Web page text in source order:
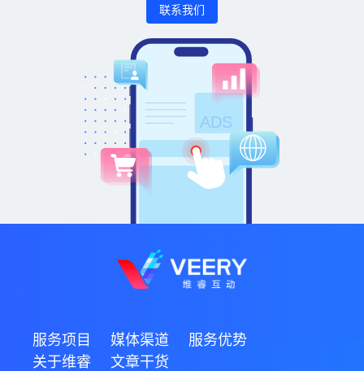
联系我们
服务项目 媒体渠道
服务优势
关于维睿
文章干货